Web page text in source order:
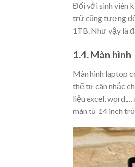
Đối với sinh viên
trữ cũng tương
1TB. Như vậy là
1.4. Màn hình
Màn hình laptop
thể tự cân nhắc
liệu excel, word,…
màn từ 14 inch